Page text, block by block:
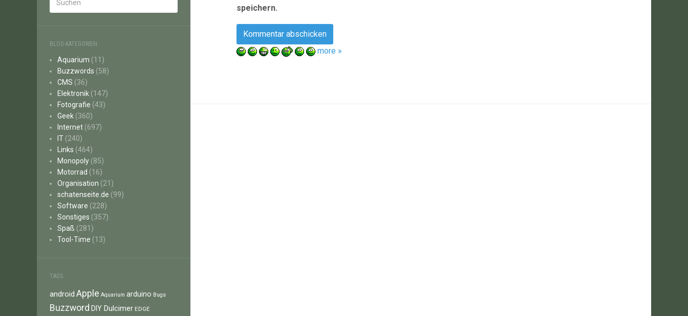
BLOG-KATEGORIEN
Aquarium (11)
Buzzwords (58)
CMS (36)
Elektronik (147)
Fotografie (43)
Geek (360)
Internet (697)
IT (240)
Links (464)
Monopoly (85)
Motorrad (16)
Organisation (21)
schatenseite.de (99)
Software (228)
Sonstiges (357)
Spaß (281)
Tool-Time (13)
TAGS
android Apple Aquarium arduino Bugs
Buzzword DIY Dulcimer EDGE
speichern.
more »